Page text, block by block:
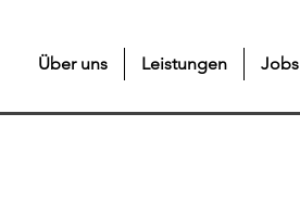
Über uns Leistungen Jobs